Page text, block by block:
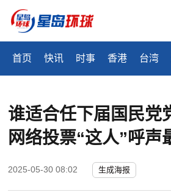
首页 快讯 时事 香港 台湾
谁适合任下届国民党
网络投票“这人”呼声
2025-05-30 08:02 生成海报